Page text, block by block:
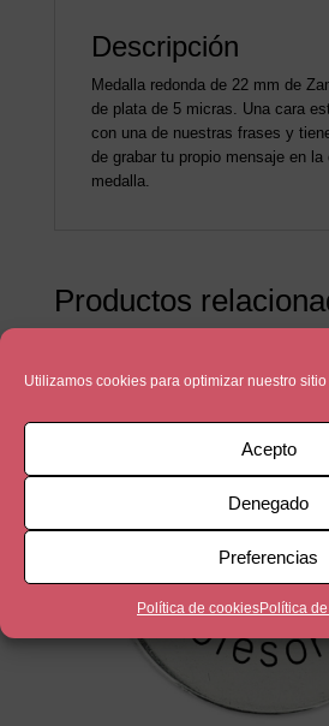
Utilizamos cookies para optimizar nuestro
Acepto
Denegado
Preferencias
Política de cookiesPolítica
Descripción
Medalla redonda de 22 mm de
de plata de 5 micras. Una cara
con una de nuestras frases y
de grabar tu propio mensaje en la
medalla.
Productos